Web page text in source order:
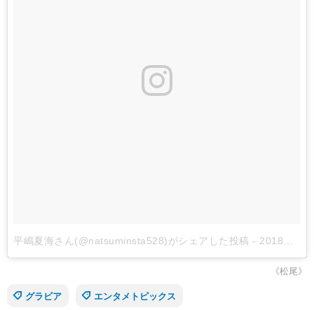
平嶋夏海さん(@natsuminsta528)がシェアした投稿 - 2018年 6月月11日午前12時12分PDT
《松尾》
グラビア
エンタメトピックス